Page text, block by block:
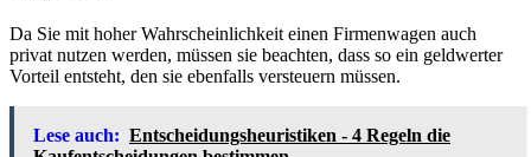
Da Sie mit hoher Wahrscheinlichkeit einen Firmenwagen auch
privat nutzen werden, müssen sie beachten, dass so ein geldwerter
Vorteil entsteht, den sie ebenfalls versteuern müssen.
Lese auch: Entscheidungsheuristiken - 4 Regeln die